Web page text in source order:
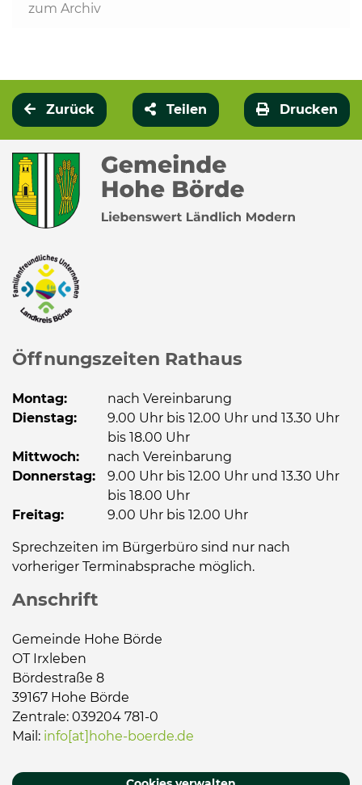
zum Archiv
Zurück Teilen Drucken
Öffnungszeiten Rathaus
Montag:
nach Vereinbarung
Dienstag:
9.00 Uhr bis 12.00 Uhr und 13.30 Uhr
bis 18.00 Uhr
Mittwoch:
nach Vereinbarung
Donnerstag: 9.00 Uhr bis 12.00 Uhr und 13.30 Uhr
bis 18.00 Uhr
Freitag:
9.00 Uhr bis 12.00 Uhr
Sprechzeiten im Bürgerbüro sind nur nach
vorheriger Terminabsprache möglich.
Anschrift
Gemeinde Hohe Börde
OT Irxleben
Bördestraße 8
39167 Hohe Börde
Zentrale: 039204 781-0
Mail: info[at]hohe-boerde.de